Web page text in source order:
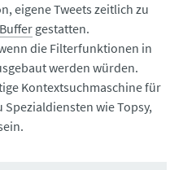
eigene Tweets zeitlich zu
Buffer gestatten.
die Filterfunktionen in
werden würden.
Kontextsuchmaschine für
wie Topsy,